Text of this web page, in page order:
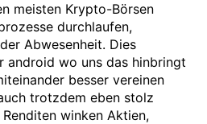
meisten Krypto-Börsen
durchlaufen,
Abwesenheit. Dies
android wo uns das hinbringt
besser vereinen
trotzdem eben stolz
winken Aktien,